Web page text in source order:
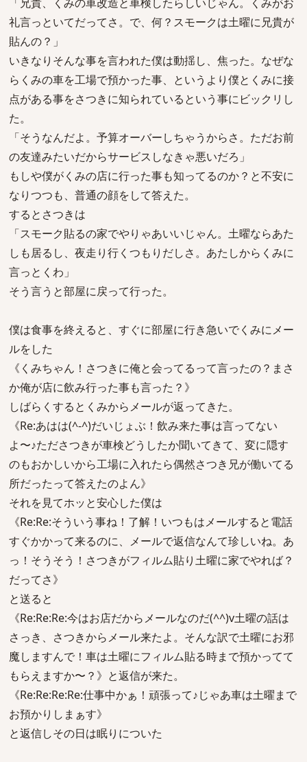
礼言っといてだってさ。で、何？スモークは土曜に兄貴が
貼んの？」
いきなりそんな事を言われた僕は動揺し、焦った。なぜな
らくみの車を工場で預かった事、というより僕とくみに接
点がある事をさつきに知られているという事にビックリし
た。
「そうなんだよ。予算オーバーしちゃうからさ。ただお前
の友達みたいだからサービスしなきゃ悪いだろ」
もしや僕がくみの店に行った事も知ってるのか？と不安に
なりつつも、普通の顔をして答えた。
するとさつきは
「スモーク貼るの家でやりゃあいいじゃん。土曜ならあた
しも居るし、夜走り行くつもりだしさ。あたしからくみに
言っとくわ」
そう言うと部屋に戻って行った。
僕は食事を終えると、すぐに部屋に行き急いでくみにメー
ルをした
《くみちゃん！さつきに俺と会ってるって言ったの？まさ
か俺が店に飲み行った事も言った？》
しばらくするとくみからメールが返ってきた。
《Re:あはは(^-^)だいじょぶ！飲み来た事は言ってない
よ〜♪たださつきが車検どうしたか聞いてきて、変に隠す
のもおかしいから工場に入れたら偶然さつき兄が働いてる
所だったって答えたのよん》
それを見てホッと安心した僕は
《Re:Re:そういう事ね！了解！いつもはメールすると電話
すぐかかって来るのに、メールで返信なんて珍しいね。あ
っ！そうそう！さつきがフィルム貼り土曜に家でやれば？
だってさ》
と送ると
《Re:Re:Re:今はお店だからメールなのだ(^^)v土曜の話は
さっき、さつきからメール来たよ。そんな訳で土曜にお邪
魔しますんで！車は土曜にフィルム貼る時まで預かってて
もらえますか〜？》と返信が来た。
《Re:Re:Re:Re:仕事中かぁ！頑張って♪じゃあ車は土曜まで
お預かりしまぁす》
と返信しその日は眠りについた